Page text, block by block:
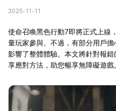
2025-11-11
使命召喚黑色行動7即將正式上線
量玩家參與。不過，有部分用戶
影響了整體體驗。本文將針對報
享應對方法，助您暢享無障礙遊戲